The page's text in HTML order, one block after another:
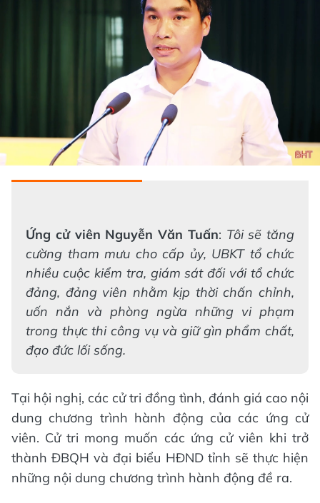
Ứng cử viên Nguyễn Văn Tuấn: Tôi sẽ tăng
cường tham mưu cho cấp ủy, UBKT tổ chức
nhiều cuộc kiểm tra, giám sát đối với tổ chức
đảng, đảng viên nhằm kịp thời chấn chỉnh,
uốn nắn và phòng ngừa những vi phạm
trong thực thi công vụ và giữ gìn phẩm chất,
đạo đức lối sống.
Tại hội nghị, các cử tri đồng tình, đánh giá cao nội
dung chương trình hành động của các ứng cử
viên. Cử tri mong muốn các ứng cử viên khi trở
thành ĐBQH và đại biểu HĐND tỉnh sẽ thực hiện
những nội dung chương trình hành động đề ra.